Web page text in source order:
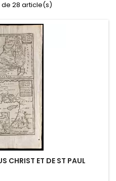
de 28 article(s)
CHRIST ET DE ST PAUL